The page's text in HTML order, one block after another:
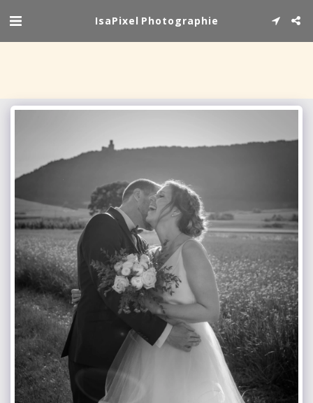
IsaPixel Photographie